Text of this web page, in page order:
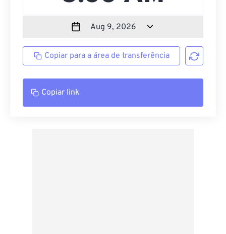
Copiar para a área de transferência
Copiar link